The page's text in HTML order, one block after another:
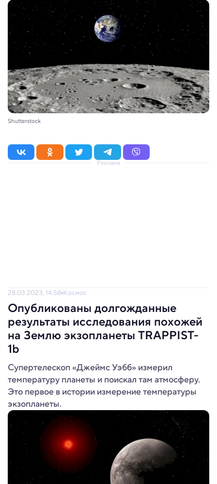
Shutterstock
Реклама
28.03.2023, 14:58 Космос
Опубликованы долгожданные
результаты исследования похожей
на Землю экзопланеты TRAPPIST-
1b
Супертелескоп «Джеймс Уэбб» измерил
температуру планеты и поискал там атмосферу.
Это первое в истории измерение температуры
экзопланеты.